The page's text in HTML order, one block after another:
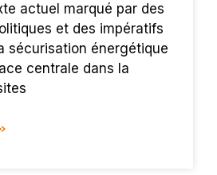
actuel marqué par des
et des impératifs
sécurisation énergétique
centrale dans la